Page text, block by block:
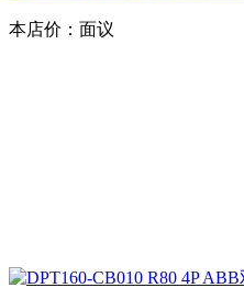
本店价： 面议